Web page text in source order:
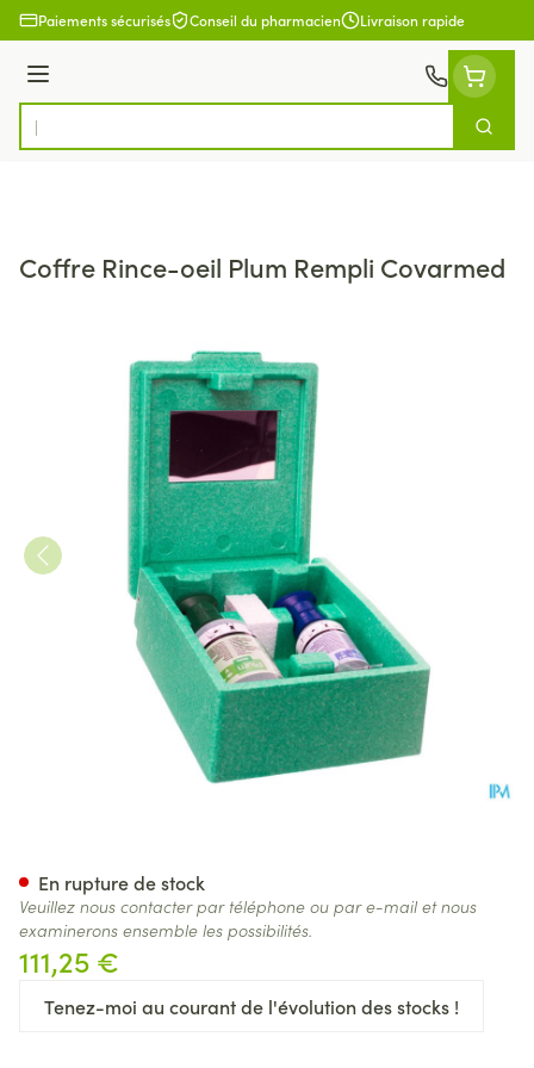
Aller au contenu
Paiements sécurisés Conseil du pharmacien Livraison rapide
Menu
Rechercher
Coffre Rince-oeil Plum Rempli Covarmed
111,25 €
Tenez-moi au courant de l'évolution des stocks !
En rupture de stock
Veuillez nous contacter par téléphone ou par e-mail et nous
examinerons ensemble les possibilités.